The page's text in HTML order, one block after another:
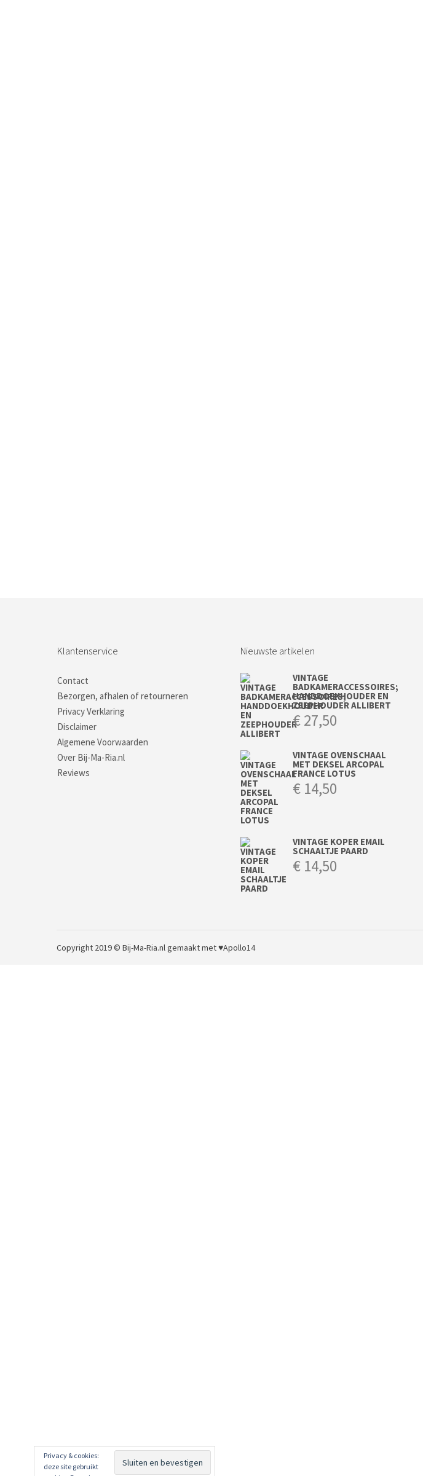
Klantenservice
Contact
Bezorgen, afhalen of retourneren
Privacy Verklaring
Disclaimer
Algemene Voorwaarden
Over Bij-Ma-Ria.nl
Reviews
Nieuwste artikelen
VINTAGE
BADKAMERACCESSOIRES;
HANDDOEKHOUDER EN
ZEEPHOUDER ALLIBERT
€27,50
VINTAGE OVENSCHAAL
MET DEKSEL ARCOPAL
FRANCE LOTUS
€ 14,50
VINTAGE KOPER EMAIL
SCHAALTJE PAARD
€ 14,50
Privacy & cookies:
deze site gebruikt
Copyright 2019 © Bij-Ma-Ria.nlgemaakt met ♥Apollo14